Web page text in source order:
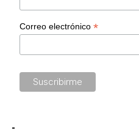
Correo electrónico*